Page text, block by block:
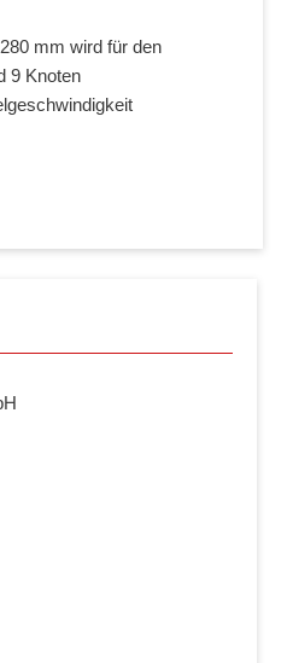
mm wird für den
9 Knoten